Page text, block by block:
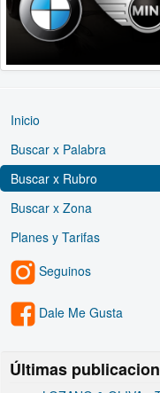
Inicio
Buscar x Palabra
Buscar x Rubro
Buscar x Zona
Planes y Tarifas
Seguinos
Dale Me Gusta
Últimas